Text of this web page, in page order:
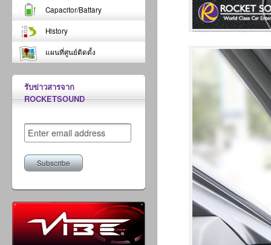
Capacitor/Battary
History
แผนที่ศูนย์ติดตั้ง
รับข่าวสารจาก
ROCKETSOUND